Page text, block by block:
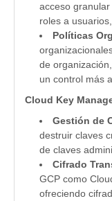
acceso
roles a
Políticas
de
un control más
Cloud Key
Gestión de
destruir claves
de claves
Cifrado
GCP como
ofreciendo